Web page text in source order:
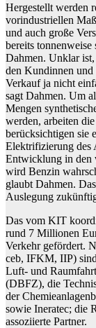
Hergestellt werden
vorindustriellen
und auch große
bereits
Dahmen. Unklar
den Kundinnen
Verkauf ja nicht
sagt Dahmen. Um
Mengen
werden, arbeiten
berücksichtigen sie
Elektrifizierung des
Entwicklung in den
wird Benzin
glaubt Dahmen.
Auslegung
Das vom KIT
rund 7 Millionen
Verkehr gefördert.
ceb, IFKM, IIP)
Luft- und
(DBFZ), die
der
sowie Ineratec; die
assoziierte Partner.